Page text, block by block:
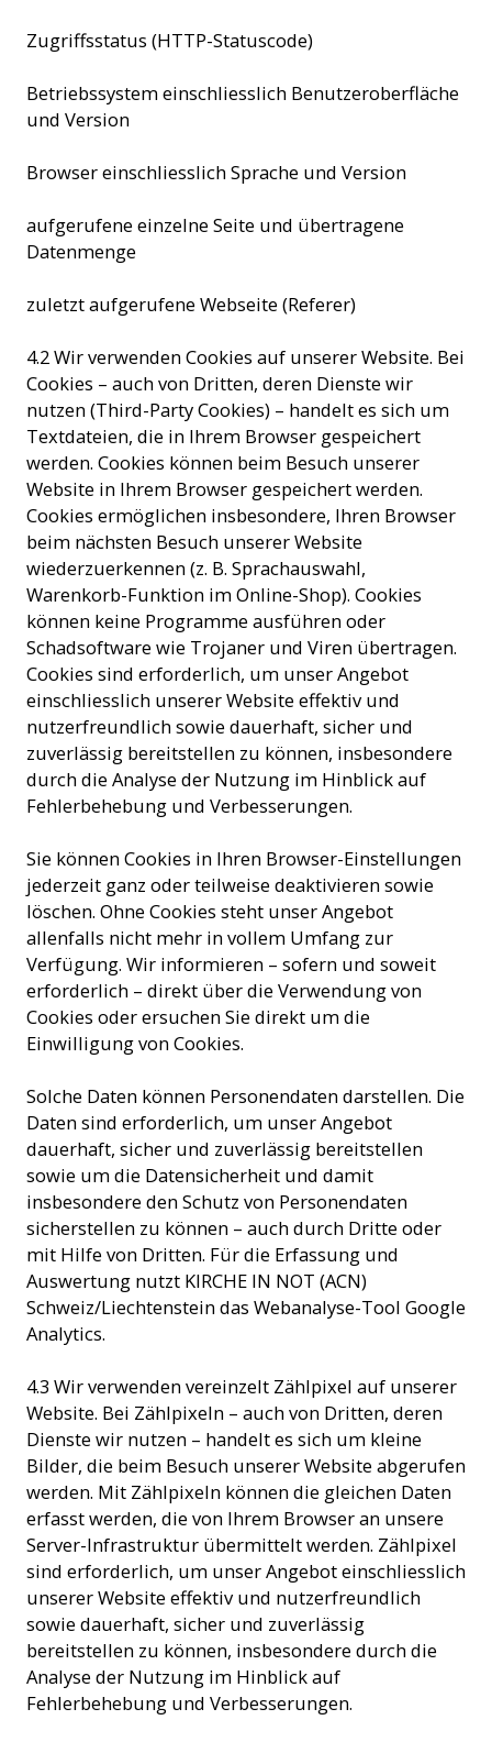
Zugriffsstatus (HTTP-Statuscode)
Betriebssystem einschliesslich Benutzeroberfläche
und Version
Browser einschliesslich Sprache und Version
aufgerufene einzelne Seite und übertragene
Datenmenge
zuletzt aufgerufene Webseite (Referer)
4.2 Wir verwenden Cookies auf unserer Website. Bei
Cookies – auch von Dritten, deren Dienste wir
nutzen (Third-Party Cookies) – handelt es sich um
Textdateien, die in Ihrem Browser gespeichert
werden. Cookies können beim Besuch unserer
Website in Ihrem Browser gespeichert werden.
Cookies ermöglichen insbesondere, Ihren Browser
beim nächsten Besuch unserer Website
wiederzuerkennen (z. B. Sprachauswahl,
Warenkorb-Funktion im Online-Shop). Cookies
können keine Programme ausführen oder
Schadsoftware wie Trojaner und Viren übertragen.
Cookies sind erforderlich, um unser Angebot
einschliesslich unserer Website effektiv und
nutzerfreundlich sowie dauerhaft, sicher und
zuverlässig bereitstellen zu können, insbesondere
durch die Analyse der Nutzung im Hinblick auf
Fehlerbehebung und Verbesserungen.
Sie können Cookies in Ihren Browser-Einstellungen
jederzeit ganz oder teilweise deaktivieren sowie
löschen. Ohne Cookies steht unser Angebot
allenfalls nicht mehr in vollem Umfang zur
Verfügung. Wir informieren – sofern und soweit
erforderlich – direkt über die Verwendung von
Cookies oder ersuchen Sie direkt um die
Einwilligung von Cookies.
Solche Daten können Personendaten darstellen. Die
Daten sind erforderlich, um unser Angebot
dauerhaft, sicher und zuverlässig bereitstellen
sowie um die Datensicherheit und damit
insbesondere den Schutz von Personendaten
sicherstellen zu können – auch durch Dritte oder
mit Hilfe von Dritten. Für die Erfassung und
Auswertung nutzt KIRCHE IN NOT (ACN)
Schweiz/Liechtenstein das Webanalyse-Tool Google
Analytics.
4.3 Wir verwenden vereinzelt Zählpixel auf unserer
Website. Bei Zählpixeln – auch von Dritten, deren
Dienste wir nutzen – handelt es sich um kleine
Bilder, die beim Besuch unserer Website abgerufen
werden. Mit Zählpixeln können die gleichen Daten
erfasst werden, die von Ihrem Browser an unsere
Server-Infrastruktur übermittelt werden. Zählpixel
sind erforderlich, um unser Angebot einschliesslich
unserer Website effektiv und nutzerfreundlich
sowie dauerhaft, sicher und zuverlässig
bereitstellen zu können, insbesondere durch die
Analyse der Nutzung im Hinblick auf
Fehlerbehebung und Verbesserungen.